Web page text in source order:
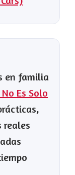
en familia
Es Solo
reales